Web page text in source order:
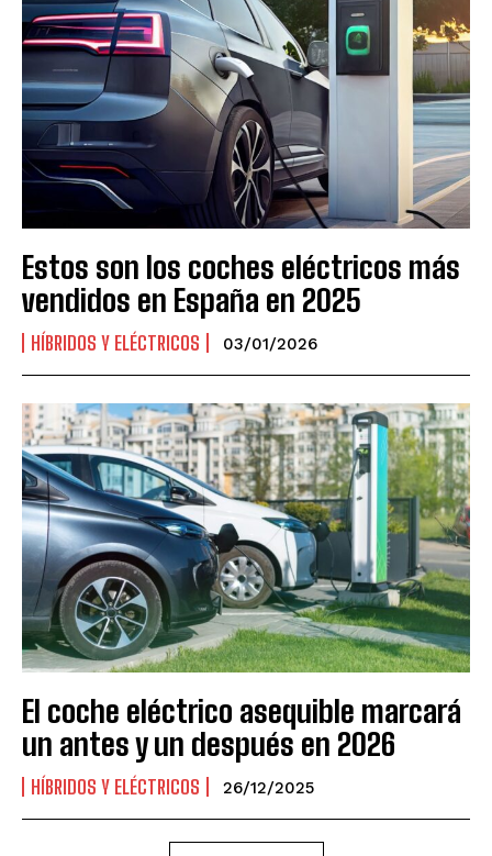
Estos son los coches eléctricos más
vendidos en España en 2025
HÍBRIDOS Y ELÉCTRICOS 03/01/2026
El coche eléctrico asequible marcará
un antes y un después en 2026
HÍBRIDOS Y ELÉCTRICOS 26/12/2025